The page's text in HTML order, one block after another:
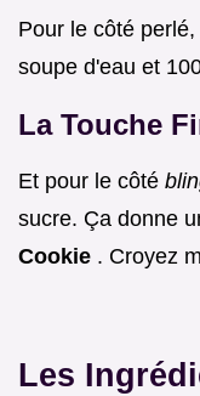
Pour le côté
soupe d'eau et
La Touche
Et pour le côté
sucre. Ça donne
Cookie . Croyez
Les